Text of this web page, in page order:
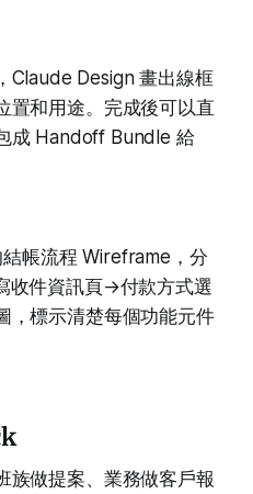
Claude Design 畫出線框
置和用途。完成後可以直
成 Handoff Bundle 給
結帳流程 Wireframe，分
收件資訊頁→付款方式選
，標示清楚每個功能元件
族做提案、業務做客戶報